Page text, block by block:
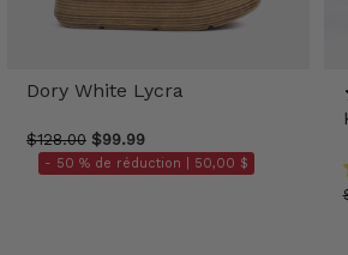
Dory White Lycra
$128.00 $99.99
- 50 % de réduction | 50,00 $